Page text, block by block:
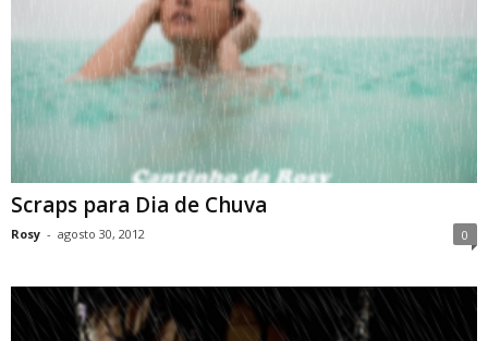
Scraps para Dia de Chuva
Rosy - agosto 30, 2012 0